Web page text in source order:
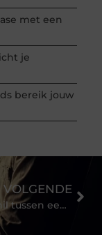
met een
je
bereik jouw
VOLGENDE
Het verschil tussen een paragnost en helderziendheid